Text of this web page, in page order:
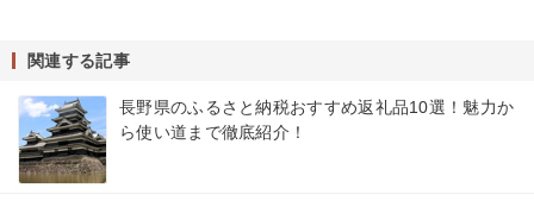
関連する記事
長野県のふるさと納税おすすめ返礼品10選！魅力か
ら使い道まで徹底紹介！